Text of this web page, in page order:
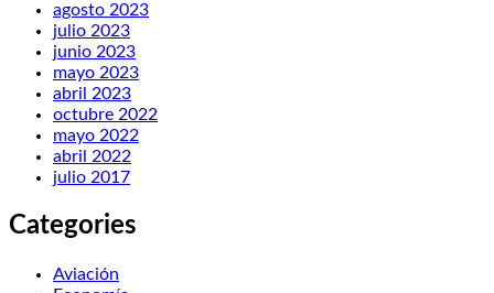
agosto 2023
julio 2023
junio 2023
mayo 2023
abril 2023
octubre 2022
mayo 2022
abril 2022
julio 2017
Categories
Aviación